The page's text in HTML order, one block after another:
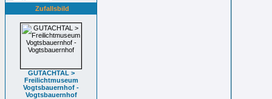
Zufallsbild
GUTACHTAL >
Freilichtmuseum
Vogtsbauernhof -
Vogtsbauernhof